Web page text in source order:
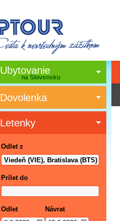
Ubytovanie
na Slovensku
Dovolenka
Letenky
Odlet z
Prílet do
Odlet Návrat